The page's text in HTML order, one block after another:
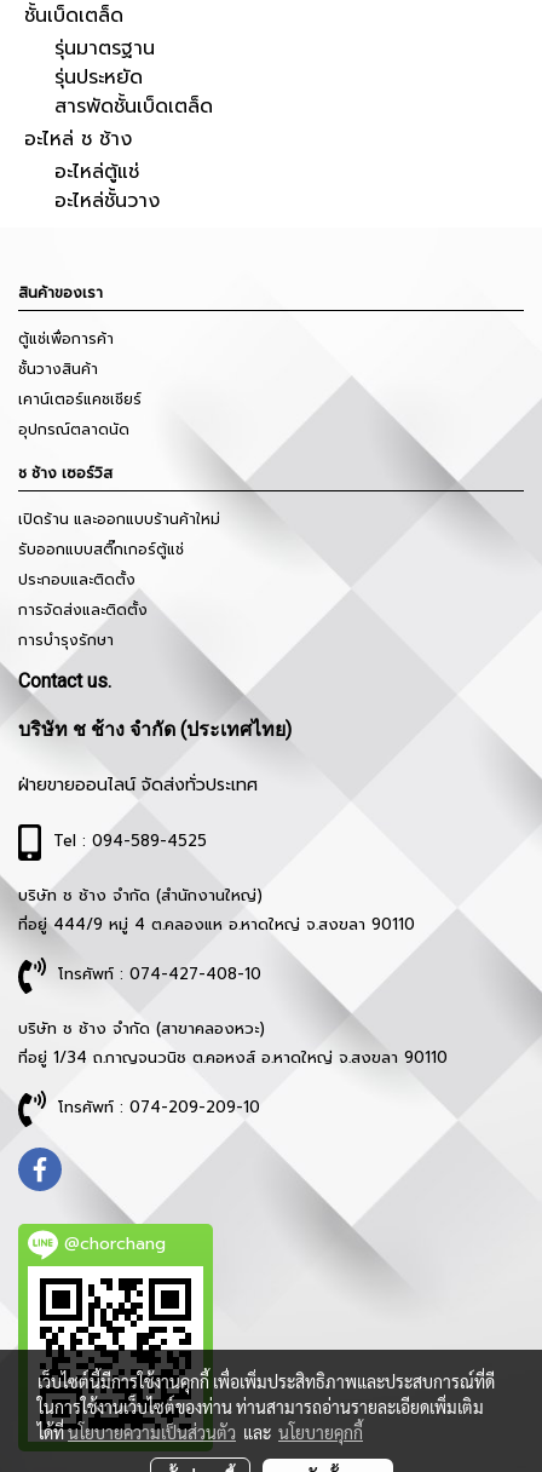
ชั้นเบ็ดเตล็ด
รุ่นมาตรฐาน
รุ่นประหยัด
สารพัดชั้นเบ็ดเตล็ด
อะไหล่ ช ช้าง
อะไหล่ตู้แช่
อะไหล่ชั้นวาง
สินค้าของเรา
ตู้แช่เพื่อการค้า
ชั้นวางสินค้า
เคาน์เตอร์แคชเชียร์
อุปกรณ์ตลาดนัด
ช ช้าง เซอร์วิส
เปิดร้าน และออกแบบร้านค้าใหม่
รับออกแบบสติ๊กเกอร์ตู้แช่
ประกอบและติดตั้ง
การจัดส่งและติดตั้ง
การบำรุงรักษา
Contact us.
บริษัท ช ช้าง จำกัด (ประเทศไทย)
ฝ่ายขายออนไลน์ จัดส่งทั่วประเทศ
Tel : 094-589-4525
บริษัท ช ช้าง จำกัด (สำนักงานใหญ่)
ที่อยู่ 444/9 หมู่ 4 ต.คลองแห อ.หาดใหญ่ จ.สงขลา 90110
โทรศัพท์ : 074-427-408-10
บริษัท ช ช้าง จำกัด (สาขาคลองหวะ)
ที่อยู่ 1/34 ถ.กาญจนวนิช ต.คอหงส์ อ.หาดใหญ่ จ.สงขลา 90110
โทรศัพท์ : 074-209-209-10
@chorchang
เว็บไซต์นี้มีการใช้งานคุกกี้ เพื่อเพิ่มประสิทธิภาพและประสบการณ์ที่ดี
ในการใช้งานเว็บไซต์ของท่าน ท่านสามารถอ่านรายละเอียดเพิ่มเติม
ได้ที่นโยบายความเป็นส่วนตัว และ นโยบายคุกกี้